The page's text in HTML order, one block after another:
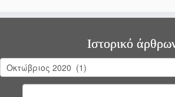
Ιστορικό
Ιστορικό
άρθρων